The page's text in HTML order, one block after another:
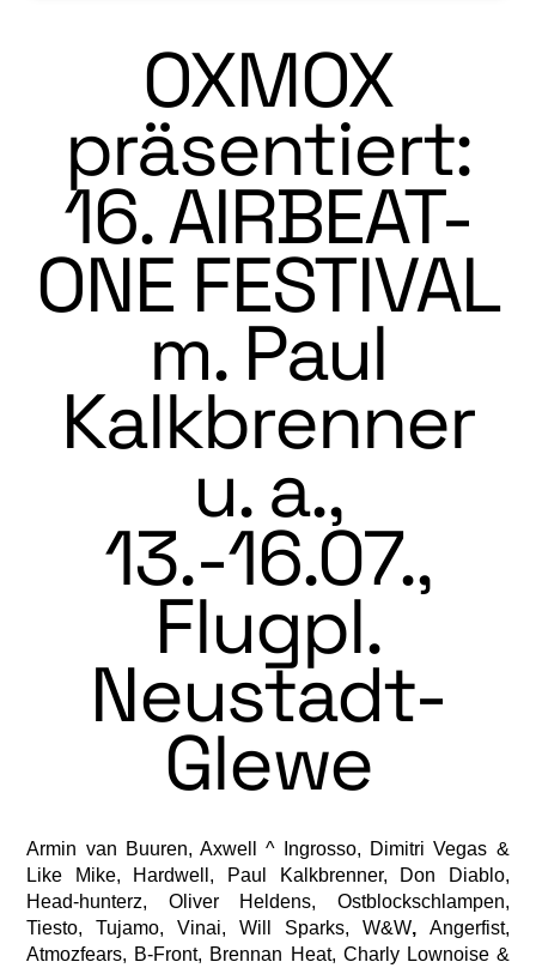
OXMOX
präsentiert:
16. AIRBEAT-
ONE FESTIVAL
m. Paul
Kalkbrenner
u. a.,
13.-16.07.,
Flugpl.
Neustadt-
Glewe
Armin van Buuren, Axwell ^ Ingrosso, Dimitri Vegas &
Like Mike, Hardwell, Paul Kalkbrenner, Don Diablo,
Head-hunterz, Oliver Heldens, Ostblockschlampen,
Tiesto, Tuja­mo, Vinai, Will Sparks, W&W, Angerfist,
Atmozfears, B-Front, Brennan Heat, Charly Lownoise &